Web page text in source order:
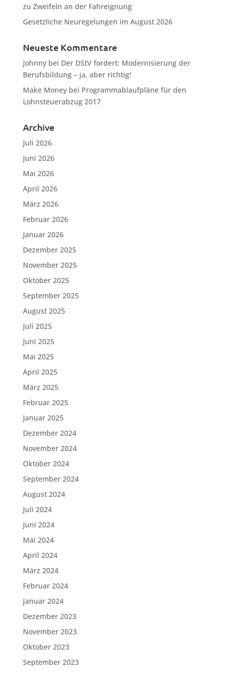
zu Zweifeln an der Fahreignung
Gesetzliche Neuregelungen im August 2026
Neueste Kommentare
Johnnybei Der DStV fordert: Modernisierung der
Berufsbildung – ja, aber richtig!
Make Moneybei Programmablaufpläne für den
Lohnsteuerabzug 2017
Archive
Juli 2026
Juni 2026
Mai 2026
April 2026
März 2026
Februar 2026
Januar 2026
Dezember 2025
November 2025
Oktober 2025
September 2025
August 2025
Juli 2025
Juni 2025
Mai 2025
April 2025
März 2025
Februar 2025
Januar 2025
Dezember 2024
November 2024
Oktober 2024
September 2024
August 2024
Juli 2024
Juni 2024
Mai 2024
April 2024
März 2024
Februar 2024
Januar 2024
Dezember 2023
November 2023
Oktober 2023
September 2023